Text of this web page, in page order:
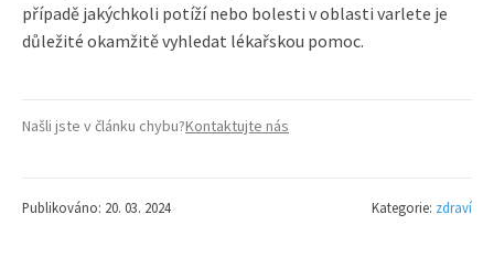
případě jakýchkoli potíží nebo bolesti v oblasti varlete je
důležité okamžitě vyhledat lékařskou pomoc.
Našli jste v článku chybu?Kontaktujte nás
Publikováno: 20. 03. 2024 Kategorie: zdraví